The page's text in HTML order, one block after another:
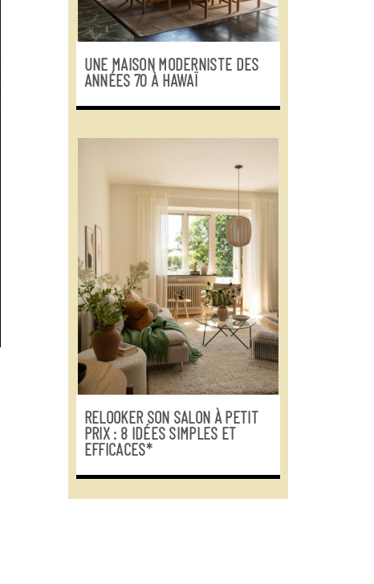
UNE MAISON MODERNISTE DES
ANNÉES 70 À HAWAÏ
RELOOKER SON SALON À PETIT
PRIX : 8 IDÉES SIMPLES ET
EFFICACES*